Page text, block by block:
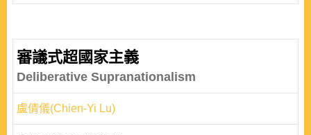
審議式超國家主義
Deliberative Supranationalism
盧倩儀(Chien-Yi Lu)